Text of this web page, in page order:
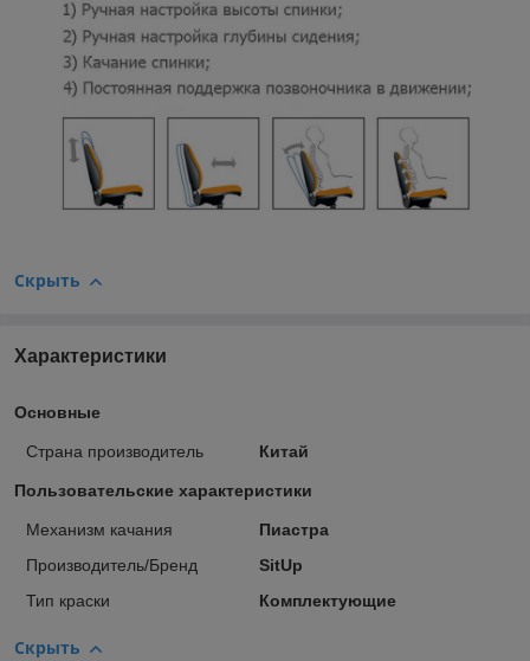
Скрыть
Характеристики
Основные
Страна производитель Китай
Пользовательские характеристики
Механизм качания
Пиастра
Производитель/Бренд
SitUp
Тип краски
Комплектующие
Скрыть